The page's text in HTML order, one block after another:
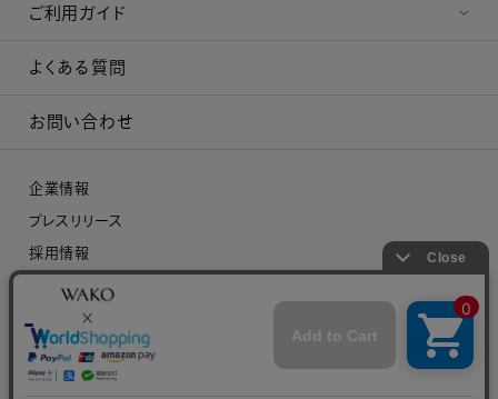
ご利用ガイド
よくある質問
お問い合わせ
企業情報
プレスリリース
採用情報
特定商取引に関する法律に基づく表示
プライバシーポリシー